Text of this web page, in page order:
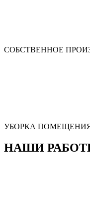
СОБСТВЕННОЕ
УБОРКА
НАШИ